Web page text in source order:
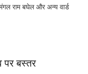
राम बघेल और अन्य वार्ड
बस्तर